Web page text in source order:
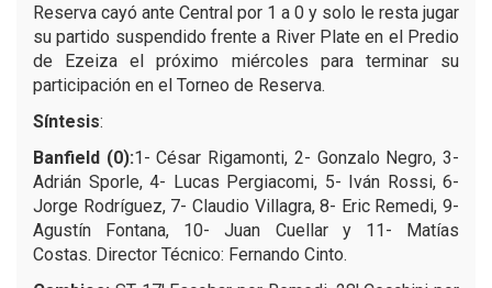
Reserva cayó ante Central por 1 a 0 y solo le resta jugar
su partido suspendido frente a River Plate en el Predio
de Ezeiza el próximo miércoles para terminar su
participación en el Torneo de Reserva.
Síntesis:
Banfield (0):1- César Rigamonti, 2- Gonzalo Negro, 3-
Adrián Sporle, 4- Lucas Pergiacomi, 5- Iván Rossi, 6-
Jorge Rodríguez, 7- Claudio Villagra, 8- Eric Remedi, 9-
Agustín Fontana, 10- Juan Cuellar y 11- Matías
Costas. Director Técnico: Fernando Cinto.